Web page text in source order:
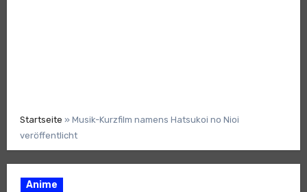
Startseite » Musik-Kurzfilm namens Hatsukoi no Nioi
veröffentlicht
Anime